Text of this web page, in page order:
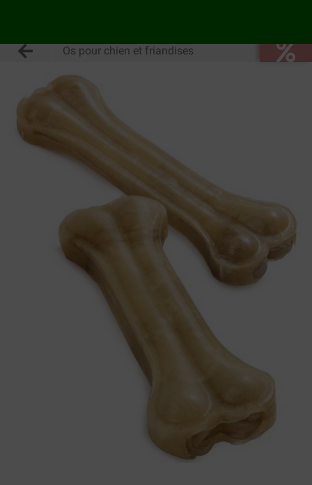
Os pour chien et friandises